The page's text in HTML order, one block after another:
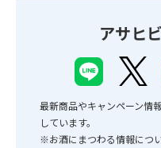
アサヒ
最新商品やキャンペーン情
しています。
※お酒にまつわる情報につ